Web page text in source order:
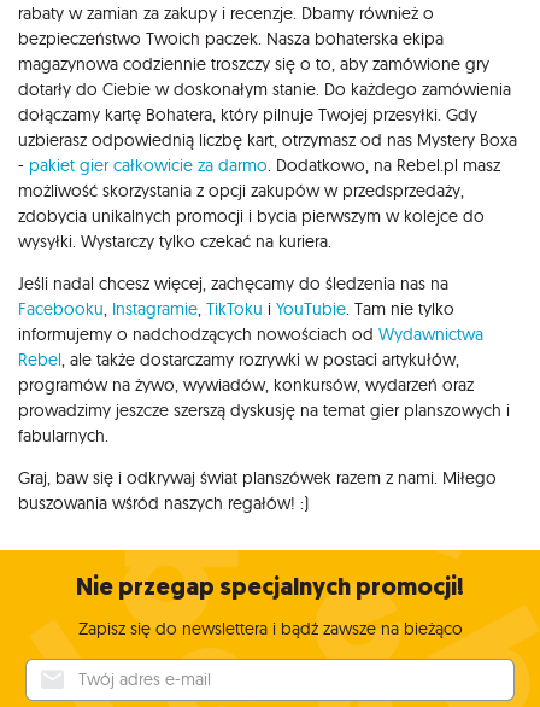
rabaty w zamian za zakupy i recenzje. Dbamy również o
bezpieczeństwo Twoich paczek. Nasza bohaterska ekipa
magazynowa codziennie troszczy się o to, aby zamówione gry
dotarły do Ciebie w doskonałym stanie. Do każdego zamówienia
dołączamy kartę Bohatera, który pilnuje Twojej przesyłki. Gdy
uzbierasz odpowiednią liczbę kart, otrzymasz od nas Mystery Boxa
- pakiet gier całkowicie za darmo. Dodatkowo, na Rebel.pl masz
możliwość skorzystania z opcji zakupów w przedsprzedaży,
zdobycia unikalnych promocji i bycia pierwszym w kolejce do
wysyłki. Wystarczy tylko czekać na kuriera.
Jeśli nadal chcesz więcej, zachęcamy do śledzenia nas na
Facebooku, Instagramie, TikToku i YouTubie. Tam nie tylko
informujemy o nadchodzących nowościach od Wydawnictwa
Rebel, ale także dostarczamy rozrywki w postaci artykułów,
programów na żywo, wywiadów, konkursów, wydarzeń oraz
prowadzimy jeszcze szerszą dyskusję na temat gier planszowych i
fabularnych.
Graj, baw się i odkrywaj świat planszówek razem z nami. Miłego
buszowania wśród naszych regałów! :)
Nie przegap specjalnych promocji!
Zapisz się do newslettera i bądź zawsze na bieżąco